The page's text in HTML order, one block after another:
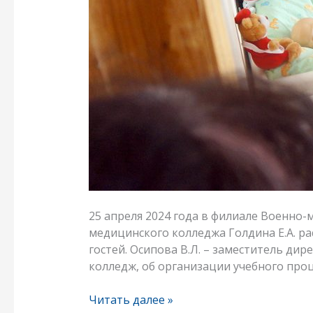
25 апреля 2024 года в филиале
медицинского колледжа Голдина Е.А.
гостей. Осипова В.Л. – заместитель
колледж, об организации учебного
Читать далее »